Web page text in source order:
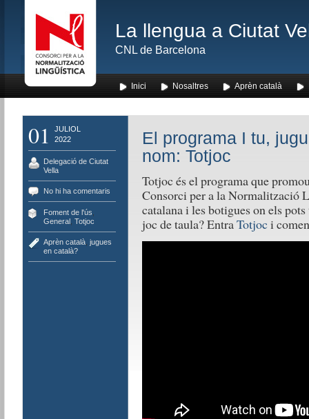
La llengua a Ciutat
CNL de Barcelona
Inici Nosaltres Aprèn català
01
JULIOL
2022
Delegació de Ciutat
Vella
No hi ha comentaris
Foment de l'ús
General, Totjoc
Aprèn català, jugues
en català?
El programa I tu,
nom: Totjoc
Totjoc és el programa que
Consorci per a la Normalització
catalana i les botigues on els
joc de taula? EntraTotjoci